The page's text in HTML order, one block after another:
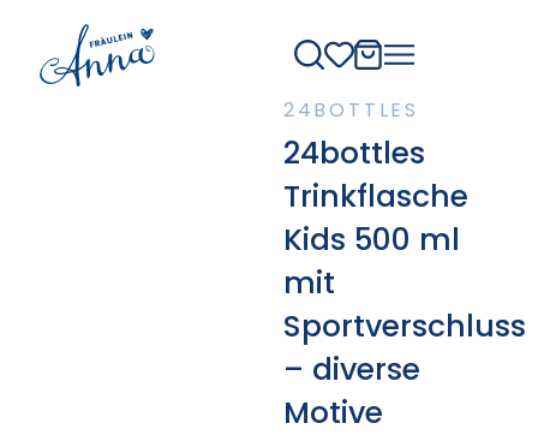
24BOTTLES
24bottles
Trinkflasche
Kids 500 ml
mit
Sportverschluss
– diverse
Motive